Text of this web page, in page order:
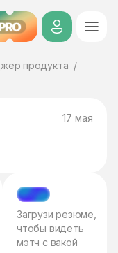
продукта
17 мая
МЭТЧ
Загрузи резюме,
чтобы видеть
мэтч с вакой